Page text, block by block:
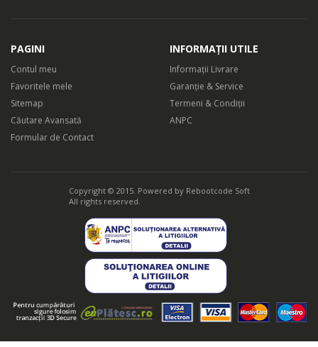
PAGINI
Contul meu
Favoritele mele
Sitemap
Căutare Avansată
Formular de Contact
INFORMAȚII UTILE
Informații Livrare
Garanție & Service
Termeni & Condiții
ANPC
Copyright © 2015. Powered by Rebootcode Soft
All rights reserved.